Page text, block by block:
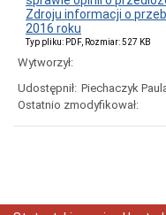
Zamówienia
publiczne
ze
stosowania
ustawy
pzp
Sprzedaż
do
Zdroju informacji o
2016 roku
Typ pliku: PDF, Rozmiar: 527 KB
Wytworzył:
Udostępnił: Piechaczyk
Ostatnio zmodyfikował: